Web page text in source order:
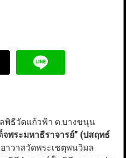
พิธีวัดแก้วฟ้า ต.บางขนุน
จพระมหาธีราจารย์” (ปสฤทธ์
าวาสวัดพระเชตุพนวิมล